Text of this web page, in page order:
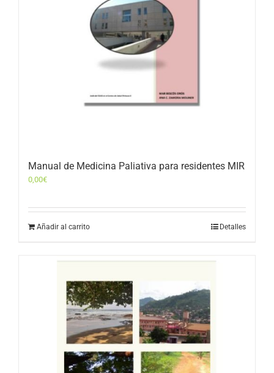
Manual de Medicina Paliativa para residentes MIR
0,00€
Añadir al carrito Detalles